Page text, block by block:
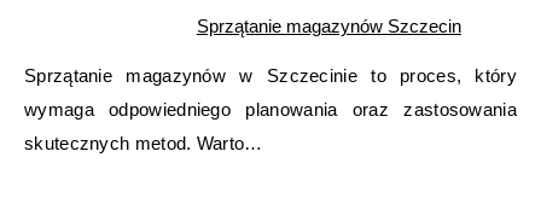
Sprzątanie magazynów Szczecin
Sprzątanie magazynów w Szczecinie to proces, który
wymaga odpowiedniego planowania oraz zastosowania
skutecznych metod. Warto…